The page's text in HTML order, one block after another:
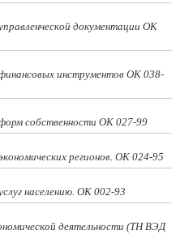
документации ОК
инструментов OK 038-
собственности ОК 027-99
регионов. ОК 024-95
населению. ОК 002-93
деятельности (ТН ВЭД